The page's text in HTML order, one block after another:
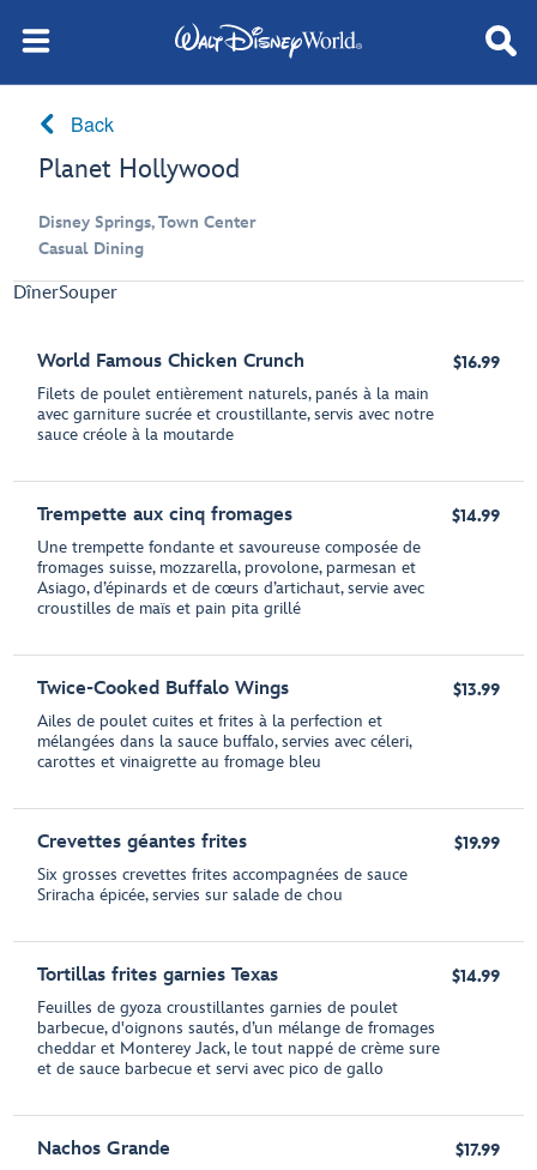
Back
Planet Hollywood
Disney Springs, Town Center
Casual Dining
DînerSouper
World Famous Chicken Crunch
Filets de poulet entièrement naturels, panés à la main
avec garniture sucrée et croustillante, servis avec notre
sauce créole à la moutarde
$16.99
Trempette aux cinq fromages
Une trempette fondante et savoureuse composée de
fromages suisse, mozzarella, provolone, parmesan et
Asiago, d’épinards et de cœurs d’artichaut, servie avec
croustilles de maïs et pain pita grillé
$14.99
Twice-Cooked Buffalo Wings
Ailes de poulet cuites et frites à la perfection et
mélangées dans la sauce buffalo, servies avec céleri,
carottes et vinaigrette au fromage bleu
$13.99
Crevettes géantes frites
Six grosses crevettes frites accompagnées de sauce
Sriracha épicée, servies sur salade de chou
$19.99
Tortillas frites garnies Texas
Feuilles de gyoza croustillantes garnies de poulet
barbecue, d'oignons sautés, d’un mélange de fromages
cheddar et Monterey Jack, le tout nappé de crème sure
et de sauce barbecue et servi avec pico de gallo
$14.99
Nachos Grande $17.99